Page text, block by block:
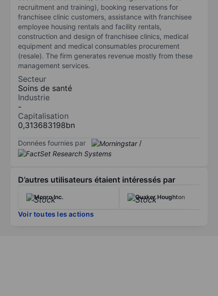
recruitment and training), booking reservations for
franchisee clinic customers, assistance with franchisee
employee housing rentals and facility rentals,
construction and design of franchisee clinics, medical
equipment and medical consumables procurement
(resale). The firm generates revenue mostly from these
management services.
Secteur
Soins de santé
Industrie
-
Capitalisation
0,313683198bn
Données fournies par /
D’autres utilisateurs étaient intéressés par
Monro Inc. Quaker Houghton
Voir toutes les actions